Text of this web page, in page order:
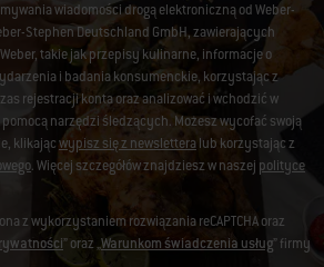
wiadomości drogą elektroniczną od Weber-
Stephen Deutschland GmbH, zawierających
takie jak przepisy kulinarne, informacje o
i badania konsumenckie, korzystając z
rejestracji konta oraz analizować i wchodzić w
narzędzi śledzących. Możesz wycofać swoją
klikającwypisz się z newslettera lub korzystając z
. Więcej szczegółów znajdziesz w naszej polityce
z wykorzystaniem rozwiązania reCAPTCHA oraz
” oraz „Warunkom świadczenia usług” firmy